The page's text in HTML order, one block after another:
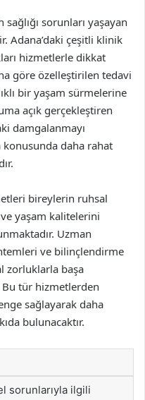
sorunları yaşayan
Adana’daki çeşitli klinik
hizmetlerle dikkat
göre özelleştirilen tedavi
bir yaşam sürmelerine
açık gerçekleştiren
damgalanmayı
daha rahat
bireylerin ruhsal
yaşam kalitelerini
Uzman
ve bilinçlendirme
zorluklarla başa
Bu tür hizmetlerden
sağlayarak daha
bulunacaktır.
sorunlarıyla ilgili